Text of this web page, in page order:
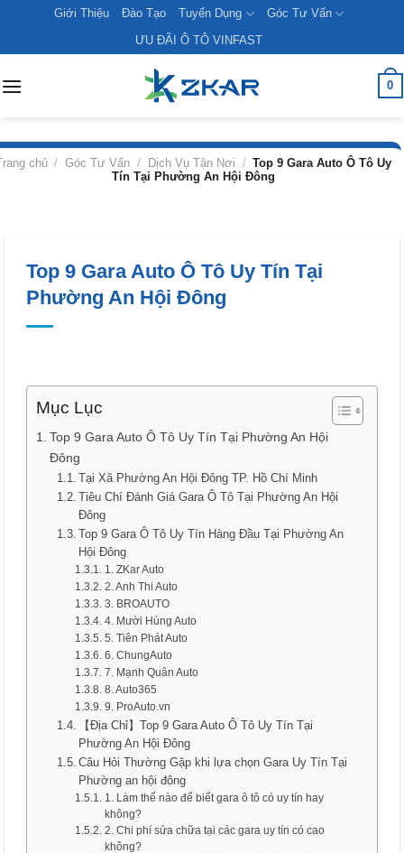
content
Giới Thiệu Đào Tạo Tuyển Dụng
Góc Tư Vấn
ƯU ĐÃI Ô TÔ VINFAST
0
chủ / Góc Tư Vấn / Dịch Vụ Tận Nơi / Top 9 Gara Auto Ô Tô Uy
Tín Tại Phường An Hội Đông
Top 9 Gara Auto Ô Tô Uy Tín Tại
Phường An Hội Đông
Mục Lục
Top 9 Gara Auto Ô Tô Uy Tín Tại Phường An Hội
Đông
Tại Xã Phường An Hội Đông TP. Hồ Chí Minh
Tiêu Chí Đánh Giá Gara Ô Tô Tại Phường An Hội
Đông
Top 9 Gara Ô Tô Uy Tín Hàng Đầu Tại Phường An
Hội Đông
1. ZKar Auto
2. Anh Thi Auto
3. BROAUTO
4. Mười Hùng Auto
5. Tiên Phát Auto
6. ChungAuto
7. Mạnh Quân Auto
8. Auto365
9. ProAuto.vn
【Địa Chỉ】Top 9 Gara Auto Ô Tô Uy Tín Tại
Phường An Hội Đông
Câu Hỏi Thường Gặp khi lựa chọn Gara Uy Tín Tại
Phường an hội đông
1. Làm thế nào để biết gara ô tô có uy tín hay
không?
2. Chi phí sửa chữa tại các gara uy tín có cao
không?